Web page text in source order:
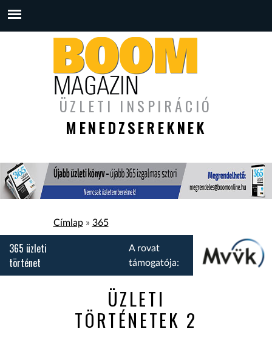
ÜZLETI INSPIRÁCIÓ
MENEDZSEREKNEK
Jelenlegi hely
Címlap » 365
365 üzleti
történet
A rovat
támogatója:
ÜZLETI
TÖRTÉNETEK 2